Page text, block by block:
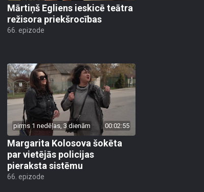
Mārtiņš Egliens ieskicē teātra
režisora priekšrocības
66. epizode
pirms 1 nedēļas, 3 dienām 00:02:55
Margarita Kolosova šokēta
par vietējās policijas
pieraksta sistēmu
66. epizode